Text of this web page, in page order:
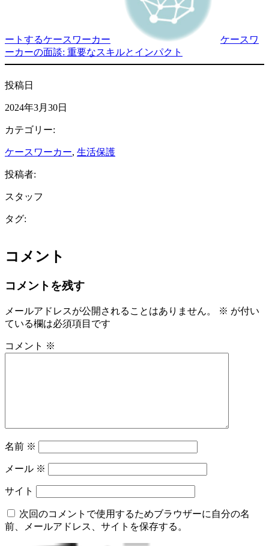
ートするケースワーカー
ケースワ
ーカーの面談: 重要なスキルとインパクト
投稿日
2024年3月30日
カテゴリー:
ケースワーカー, 生活保護
投稿者:
スタッフ
タグ:
コメント
コメントを残す
メールアドレスが公開されることはありません。 ※ が付い
ている欄は必須項目です
コメント ※
名前 ※
メール ※
サイト
次回のコメントで使用するためブラウザーに自分の名
前、メールアドレス、サイトを保存する。